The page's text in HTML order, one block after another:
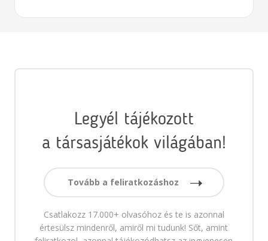
Legyél tájékozott
a társasjátékok világában!
Tovább a feliratkozáshoz
Csatlakozz 17.000+ olvasóhoz és te is azonnal
értesülsz mindenről, amiről mi tudunk! Sőt, amint